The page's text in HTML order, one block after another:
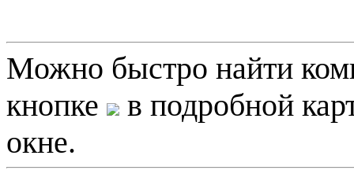
Можно быстро найти
кнопке
в подробной
окне.